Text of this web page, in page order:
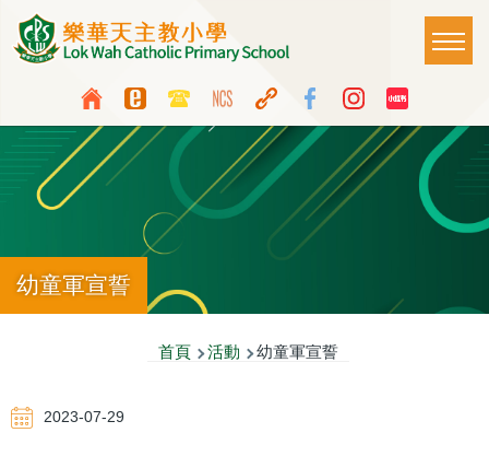
移至主內容
Top
Media
Icon
Button
Language
switcher
Main
幼童軍宣誓
連
首頁 活動 幼童軍宣誓
2023-07-29